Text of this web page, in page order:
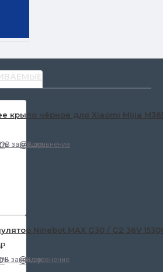
крыло чёрное для Xiaomi Mijia
В закладкиВ сравнение
Ninebot MAX G30 / G2 36V
В закладкиВ сравнение